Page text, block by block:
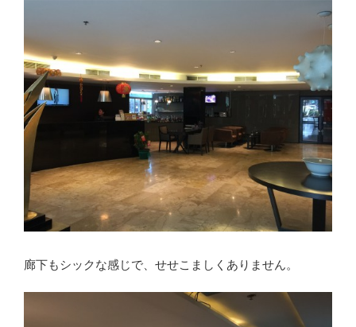
廊下もシックな感じで、せせこましくありません。